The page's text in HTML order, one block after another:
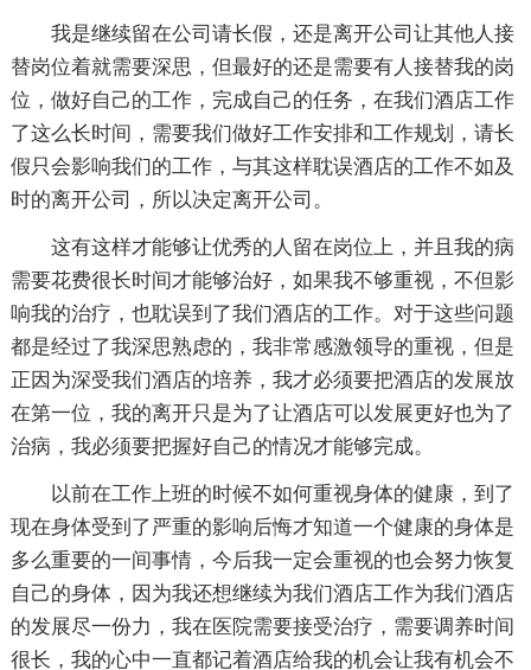
我是继续留在公司请长假，还是离开公司让其他人接
替岗位着就需要深思，但最好的还是需要有人接替我的岗
位，做好自己的工作，完成自己的任务，在我们酒店工作
了这么长时间，需要我们做好工作安排和工作规划，请长
假只会影响我们的工作，与其这样耽误酒店的工作不如及
时的离开公司，所以决定离开公司。
这有这样才能够让优秀的人留在岗位上，并且我的病
需要花费很长时间才能够治好，如果我不够重视，不但影
响我的治疗，也耽误到了我们酒店的工作。对于这些问题
都是经过了我深思熟虑的，我非常感激领导的重视，但是
正因为深受我们酒店的培养，我才必须要把酒店的发展放
在第一位，我的离开只是为了让酒店可以发展更好也为了
治病，我必须要把握好自己的情况才能够完成。
以前在工作上班的时候不如何重视身体的健康，到了
现在身体受到了严重的影响后悔才知道一个健康的身体是
多么重要的一间事情，今后我一定会重视的也会努力恢复
自己的身体，因为我还想继续为我们酒店工作为我们酒店
的发展尽一份力，我在医院需要接受治疗，需要调养时间
很长，我的心中一直都记着酒店给我的机会让我有机会不